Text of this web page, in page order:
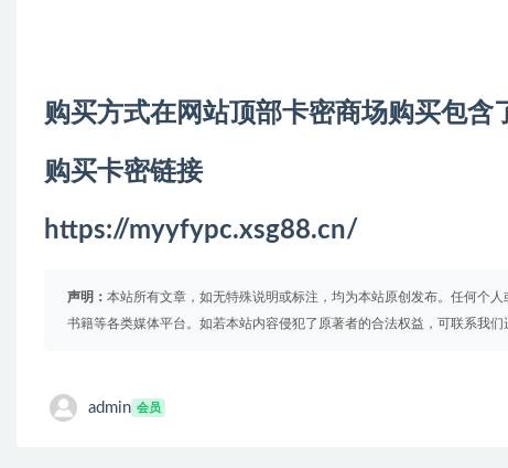
购买方式在网站顶部卡密商场购买包含
购买卡密链接
https://myyfypc.xsg88.cn/
声明： 本站所有文章，如无特殊说明或标注，均为本站原创发布。任何个
书籍等各类媒体平台。如若本站内容侵犯了原著者的合法权益，可联系我们
admin 会员